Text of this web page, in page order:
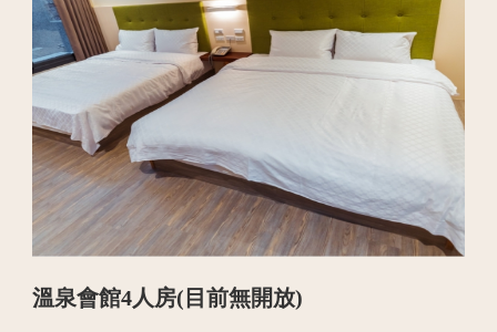
溫泉會館4人房(目前無開放)